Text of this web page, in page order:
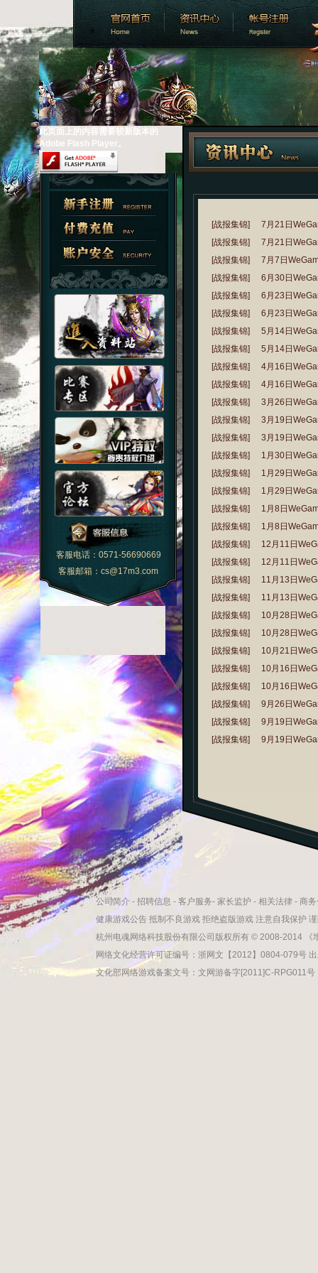
此页面上的内容需要较新版本的
Adobe Flash Player。
客服电话：0571-56690669
客服邮箱：cs@17m3.com
[战报集锦]
7月21日
[战报集锦]
7月21日
[战报集锦]
7月7日
[战报集锦]
6月30日
[战报集锦]
6月23日
[战报集锦]
6月23日
[战报集锦]
5月14日
[战报集锦]
5月14日
[战报集锦]
4月16日
[战报集锦]
4月16日
[战报集锦]
3月26日
[战报集锦]
3月19日
[战报集锦]
3月19日
[战报集锦]
1月30日
[战报集锦]
1月29日
[战报集锦]
1月29日
[战报集锦]
1月8日
[战报集锦]
1月8日
[战报集锦]
12月11日
[战报集锦]
12月11日
[战报集锦]
11月13日
[战报集锦]
11月13日
[战报集锦]
10月28日
[战报集锦]
10月28日
[战报集锦]
10月21日
[战报集锦]
10月16日
[战报集锦]
10月16日
[战报集锦]
9月26日
[战报集锦]
9月19日
[战报集锦]
9月19日
公司简介 - 招聘信息 - 客户服务- 家长监护 - 相关法律 - 商
健康游戏公告 抵制不良游戏 拒绝盗版游戏 注意自我保护
杭州电魂网络科技股份有限公司版权所有 © 2008-2014
网络文化经营许可证编号：浙网文【2012】0804-079号
文化部网络游戏备案文号：文网游备字[2011]C-RPG011号